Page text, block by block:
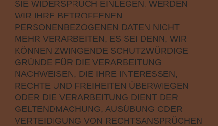
SIE WIDERSPRUCH EINLEGEN, WERDEN
WIR IHRE BETROFFENEN
PERSONENBEZOGENEN DATEN NICHT
MEHR VERARBEITEN, ES SEI DENN, WIR
KÖNNEN ZWINGENDE SCHUTZWÜRDIGE
GRÜNDE FÜR DIE VERARBEITUNG
NACHWEISEN, DIE IHRE INTERESSEN,
RECHTE UND FREIHEITEN ÜBERWIEGEN
ODER DIE VERARBEITUNG DIENT DER
GELTENDMACHUNG, AUSÜBUNG ODER
VERTEIDIGUNG VON RECHTSANSPRÜCHEN